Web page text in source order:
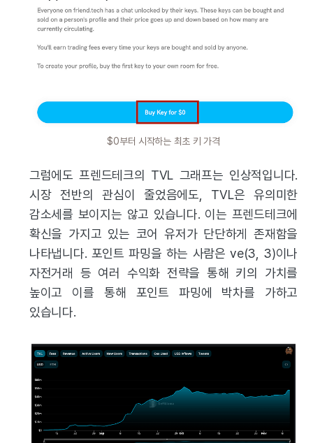
$0부터 시작하는 최초 키 가격
그럼에도 프렌드테크의 TVL 그래프는 인상적입니다.
시장 전반의 관심이 줄었음에도, TVL은 유의미한
감소세를 보이지는 않고 있습니다. 이는 프렌드테크에
확신을 가지고 있는 코어 유저가 단단하게 존재함을
나타냅니다. 포인트 파밍을 하는 사람은 ve(3, 3)이나
자전거래 등 여러 수익화 전략을 통해 키의 가치를
높이고 이를 통해 포인트 파밍에 박차를 가하고
있습니다.